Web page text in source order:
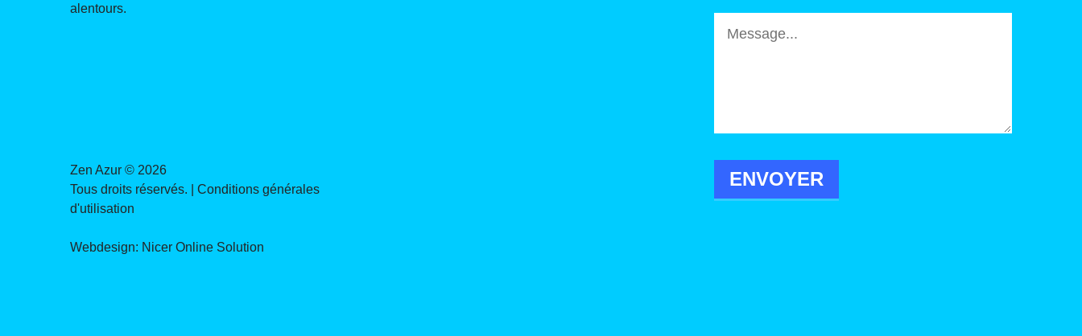
alentours.
ENVOYER
Zen Azur © 2026
Tous droits réservés. |Conditions générales
d'utilisation
Webdesign: Nicer Online Solution